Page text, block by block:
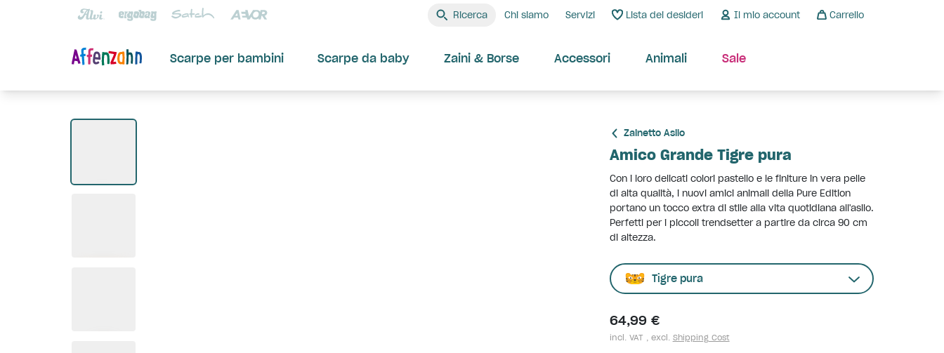
Ricerca Chi siamo Servizi Lista dei desideri Il mio account Carrello
Scarpe per bambini Scarpe da baby Zaini & Borse Accessori Animali Sale
Zainetto Asilo
Amico Grande Tigre pura
Con i loro delicati colori pastello e le finiture in vera pelle
di alta qualità, i nuovi amici animali della Pure Edition
portano un tocco extra di stile alla vita quotidiana all'asilo.
Perfetti per i piccoli trendsetter a partire da circa 90 cm
di altezza.
Tigre pura
64,99 €
incl. VAT , excl. Shipping Cost